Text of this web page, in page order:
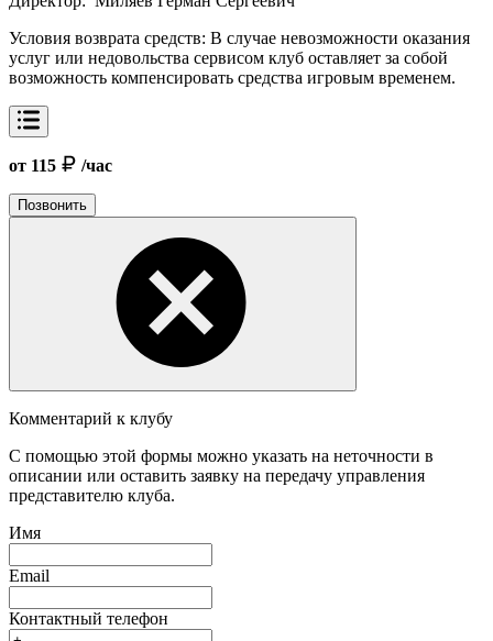
Условия возврата средств: В случае невозможности оказания
услуг или недовольства сервисом клуб оставляет за собой
возможность компенсировать средства игровым временем.
от 115 /час
Позвонить
Комментарий к клубу
С помощью этой формы можно указать на неточности в
описании или оставить заявку на передачу управления
представителю клуба.
Имя
Email
Контактный телефон